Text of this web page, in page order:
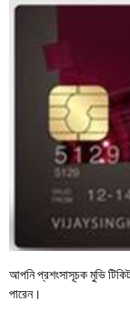
আপনি প্রশংসাসূচক মুভি
পারেন।